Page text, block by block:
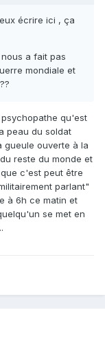
écrire ici , ça
a fait pas
mondiale et
qu'est
peau du soldat
gueule ouverte à la
reste du monde et
c'est peut être
parlant"
à 6h ce matin et
se met en